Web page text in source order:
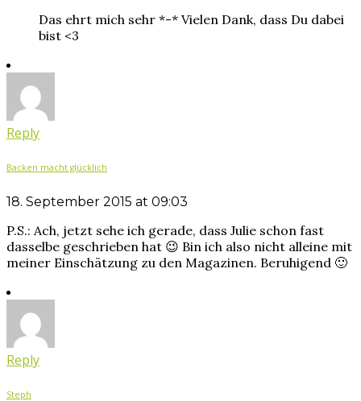
Das ehrt mich sehr *-* Vielen Dank, dass Du dabei
bist <3
Reply
Backen macht glücklich
18. September 2015 at 09:03
P.S.: Ach, jetzt sehe ich gerade, dass Julie schon fast
dasselbe geschrieben hat 😉 Bin ich also nicht alleine mit
meiner Einschätzung zu den Magazinen. Beruhigend 🙂
Reply
Steph